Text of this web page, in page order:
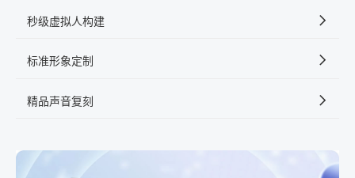
秒级虚拟人构建
标准形象定制
精品声音复刻